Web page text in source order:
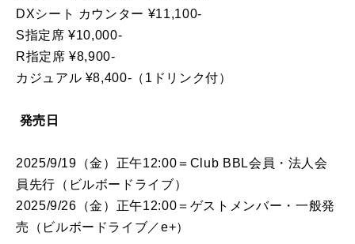
DXシート カウンター ¥11,100-
S指定席 ¥10,000-
R指定席 ¥8,900-
カジュアル ¥8,400-（1ドリンク付）
発売日
2025/9/19（金）正午12:00＝Club BBL会員・法人会
員先行（ビルボードライブ）
2025/9/26（金）正午12:00＝ゲストメンバー・一般発
売（ビルボードライブ／e+）